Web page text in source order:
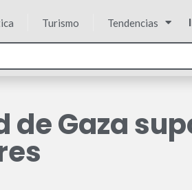
Turismo Tendencias
de Gaza